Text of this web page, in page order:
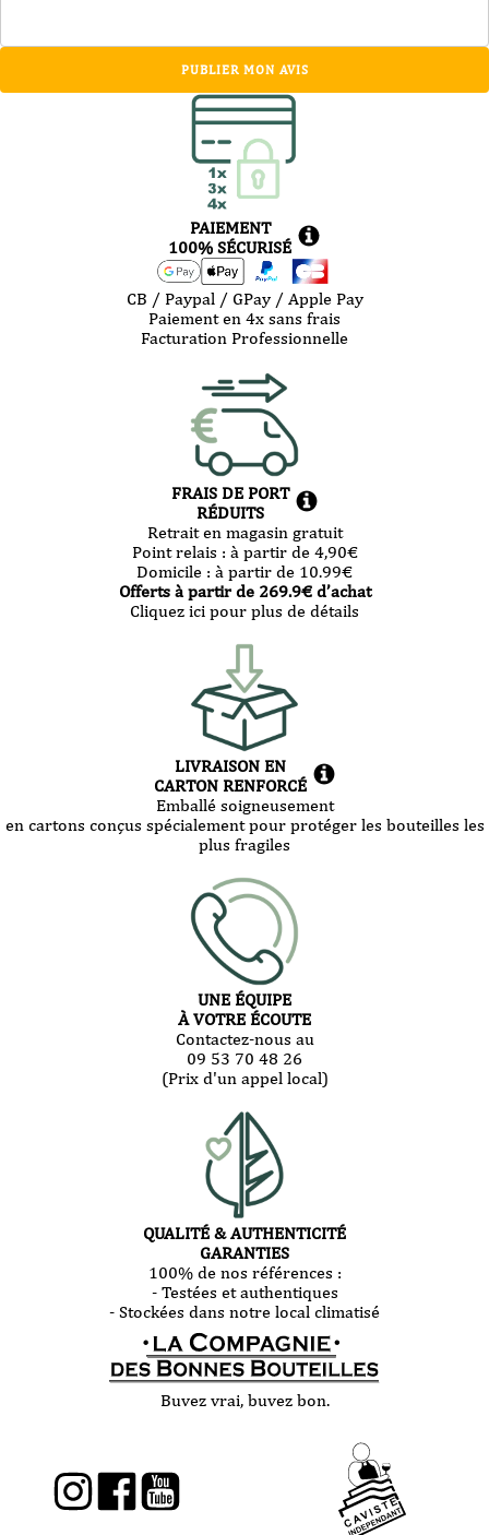
PUBLIER MON AVIS
PAIEMENT
100% SÉCURISÉ
CB / Paypal / GPay / Apple Pay
Paiement en 4x sans frais
Facturation Professionnelle
FRAIS DE PORT
RÉDUITS
Retrait en magasin gratuit
Point relais : à partir de 4,90€
Domicile : à partir de 10.99€
Offerts à partir de 269.9€ d’achat
Cliquez ici pour plus de détails
LIVRAISON EN
CARTON RENFORCÉ
Emballé soigneusement
en cartons conçus spécialement pour protéger les bouteilles les
plus fragiles
UNE ÉQUIPE
À VOTRE ÉCOUTE
Contactez-nous au
09 53 70 48 26
(Prix d'un appel local)
QUALITÉ & AUTHENTICITÉ
GARANTIES
100% de nos références :
- Testées et authentiques
- Stockées dans notre local climatisé
Buvez vrai, buvez bon.